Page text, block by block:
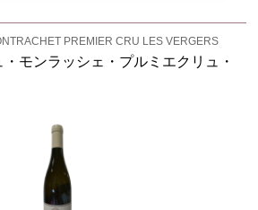
PREMIER CRU LES VERGERS
・モンラッシェ・プルミエクリュ・